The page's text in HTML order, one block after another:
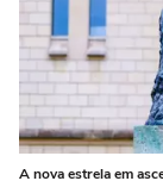
A nova estrela em